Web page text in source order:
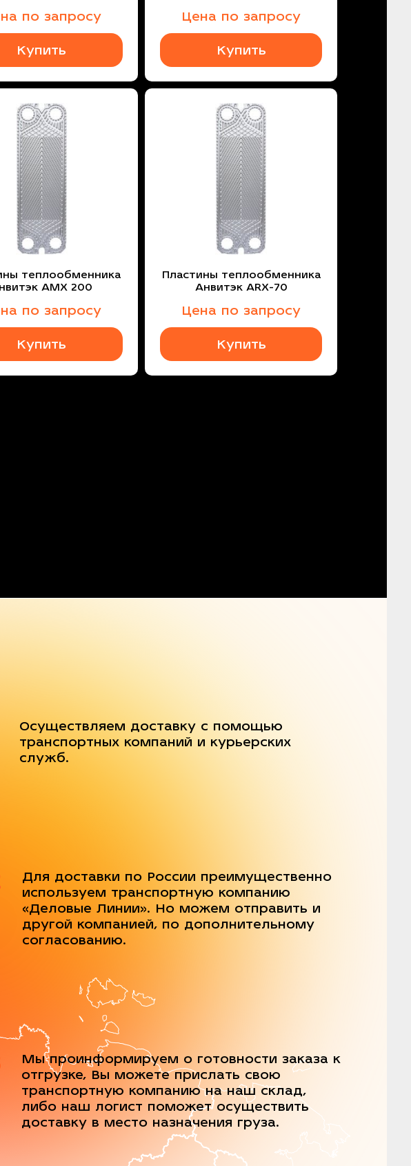
по запросу
Купить
Цена по запросу
Купить
теплообменника
AMX 200
по запросу
Купить
Пластины теплообменника
Анвитэк ARX-70
Цена по запросу
Купить
Осуществляем доставку с помощью
транспортных компаний и курьерских
служб.
Для доставки по России преимущественно
используем транспортную компанию
«Деловые Линии». Но можем отправить и
другой компанией, по дополнительному
согласованию.
Мы проинформируем о готовности заказа к
отгрузке, Вы можете прислать свою
транспортную компанию на наш склад,
либо наш логист поможет осуществить
доставку в место назначения груза.